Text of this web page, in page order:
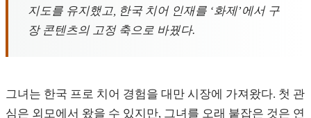
지도를 유지했고, 한국 치어 인재를 ‘화제’에서 구
장 콘텐츠의 고정 축으로 바꿨다.
그녀는 한국 프로 치어 경험을 대만 시장에 가져왔다. 첫 관
심은 외모에서 왔을 수 있지만, 그녀를 오래 붙잡은 것은 연